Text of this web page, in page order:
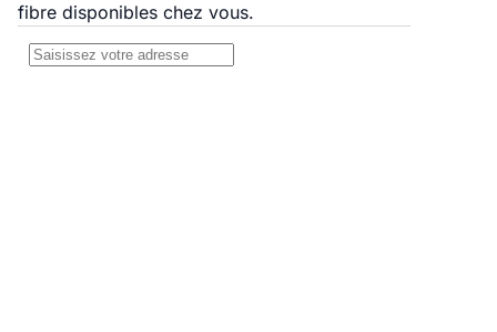
fibre disponibles chez vous.